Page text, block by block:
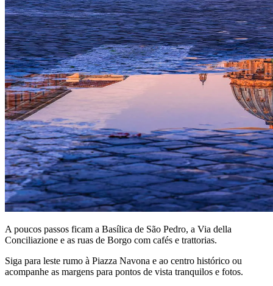
A poucos passos ficam a Basílica de São Pedro, a Via della
Conciliazione e as ruas de Borgo com cafés e trattorias.
Siga para leste rumo à Piazza Navona e ao centro histórico ou
acompanhe as margens para pontos de vista tranquilos e fotos.